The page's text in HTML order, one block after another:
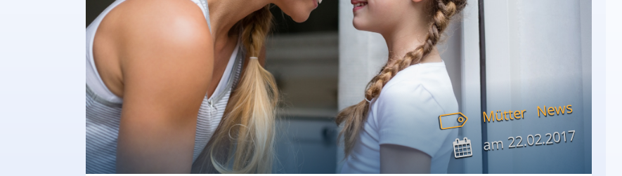
Mütter News
am22.02.2017